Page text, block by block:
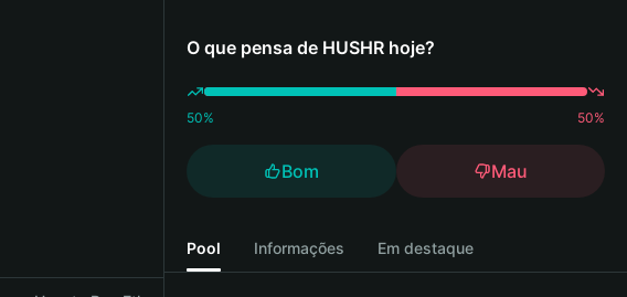
O que pensa de HUSHR hoje?
50% 50%
Bom Mau
Pool Informações Em destaque